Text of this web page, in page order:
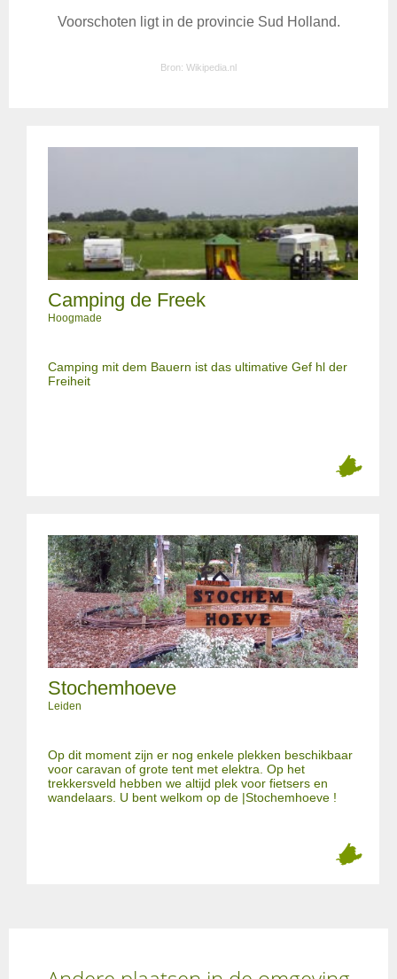
Voorschoten ligt in de provincie Sud Holland.
Bron: Wikipedia.nl
Camping de Freek
Hoogmade
Camping mit dem Bauern ist das ultimative Gef hl der
Freiheit
Stochemhoeve
Leiden
Op dit moment zijn er nog enkele plekken beschikbaar
voor caravan of grote tent met elektra. Op het
trekkersveld hebben we altijd plek voor fietsers en
wandelaars. U bent welkom op de |Stochemhoeve !